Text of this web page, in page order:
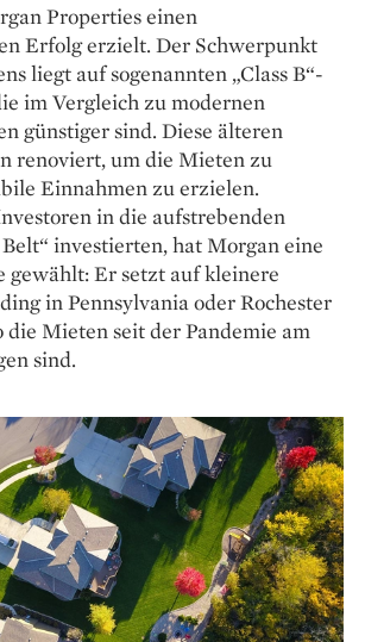
Properties einen
Erfolg erzielt. Der Schwerpunkt
liegt auf sogenannten „Class B“-
im Vergleich zu modernen
günstiger sind. Diese älteren
renoviert, um die Mieten zu
Einnahmen zu erzielen.
in die aufstrebenden
Belt“ investierten, hat Morgan eine
gewählt: Er setzt auf kleinere
in Pennsylvania oder Rochester
die Mieten seit der Pandemie am
sind.